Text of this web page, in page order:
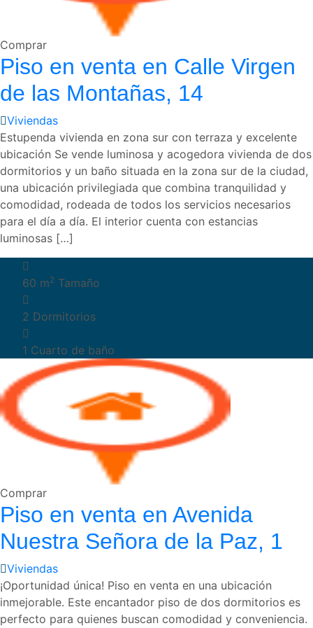
Comprar
Piso en venta en Calle Virgen
de las Montañas, 14
Viviendas
Estupenda vivienda en zona sur con terraza y excelente
ubicación Se vende luminosa y acogedora vivienda de dos
dormitorios y un baño situada en la zona sur de la ciudad,
una ubicación privilegiada que combina tranquilidad y
comodidad, rodeada de todos los servicios necesarios
para el día a día. El interior cuenta con estancias
luminosas […]
60 m2 Tamaño
2 Dormitorios
1 Cuarto de baño
Comprar
Piso en venta en Avenida
Nuestra Señora de la Paz, 1
Viviendas
¡Oportunidad única! Piso en venta en una ubicación
inmejorable. Este encantador piso de dos dormitorios es
perfecto para quienes buscan comodidad y conveniencia.